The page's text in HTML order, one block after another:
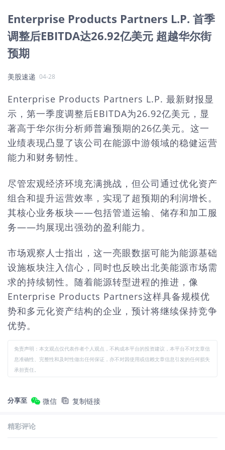
Enterprise Products Partners L.P. 首季
调整后EBITDA达26.92亿美元 超越华尔街
预期
美股速递 04-28
Enterprise Products Partners L.P. 最新财报显
示，第一季度调整后EBITDA为26.92亿美元，显
著高于华尔街分析师普遍预期的26亿美元。这一
业绩表现凸显了该公司在能源中游领域的稳健运营
能力和财务韧性。
尽管宏观经济环境充满挑战，但公司通过优化资产
组合和提升运营效率，实现了超预期的利润增长。
其核心业务板块——包括管道运输、储存和加工服
务——均展现出强劲的盈利能力。
市场观察人士指出，这一亮眼数据可能为能源基础
设施板块注入信心，同时也反映出北美能源市场需
求的持续韧性。随着能源转型进程的推进，像
Enterprise Products Partners这样具备规模优
势和多元化资产结构的企业，预计将继续保持竞争
优势。
免责声明：本文观点仅代表作者个人观点，不构成本平台的投资建议，本平台不对文章信
息准确性、完整性和及时性做出任何保证，亦不对因使用或信赖文章信息引发的任何损失
承担责任。
分享至 微信 复制链接
精彩评论